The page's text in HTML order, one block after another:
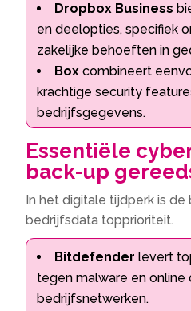
Dropbox Business
en deelopties, specifiek
zakelijke behoeften in
Box combineert
krachtige security
bedrijfsgegevens.
Essentiële
back-up
In het digitale tijdperk is de
bedrijfsdata topprioriteit.
Bitdefender levert
tegen malware en online
bedrijfsnetwerken.